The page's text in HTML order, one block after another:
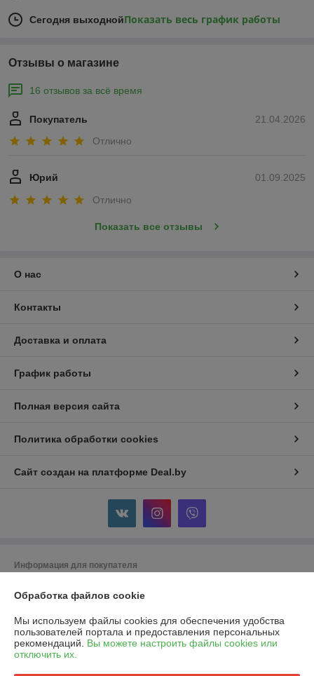
Сегодня выходнойПоказать весь график работы
Отзывы о магазине
16 отзывов за всё время
21.04.2026
Покупатель
Отлично
01.09.2025
Юрий
Отлично
Показать все отзывы
О нас
Контакты
Доставка и оплата
График работы
Полная версия сайта
Политика обработки cookies
Сайт создан на платформе Deal.by
Информация для покупателя
г.ГРОДНО, ул.ЛИДСКАЯ, дом 15 А, 230025, РЕСПУБЛИКА БЕЛАРУСЬ,
Регистрационный номер ЕГР: 591048432
УНП: 591048432
Обработка файлов cookie
Мы используем файлы cookies для обеспечения удобства
пользователей портала и предоставления персональных
рекомендаций. Вы можете настроить файлы cookies или
отключить их.